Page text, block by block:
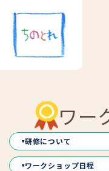
ワー
研修について
ワークショップ日程